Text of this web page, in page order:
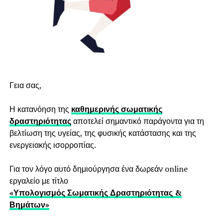
Αύξηση της μυικής δύναμης: Με έμμεσο τρόπο η
προπόνηση ευλυγισίας
συντελεί στην αύξηση της μυικής
δύναμης, καθώς αναμφισβήτητα αποτρέπει από
τραυματισμούς, διασφαλίζοντας ότι οι μύες θα έχουν την
ευλυγισίας
Downward-Facing Dog (στάση
Γεια σας,
Η κατανόηση της καθημερινής σωματικής
δραστηριότηταςαποτελεί σημαντικό παράγοντα για τη
βελτίωση της υγείας, της φυσικής κατάστασης και της
ενεργειακής ισορροπίας.
Για τον λόγο αυτό δημιούργησα ένα δωρεάν online
εργαλείο με τίτλο
«Υπολογισμός Σωματικής Δραστηριότητας &
Βημάτων»